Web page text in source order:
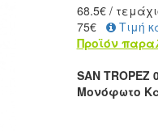
68.5€ /
75€
Τιμή
Προϊόν
SAN
Μονόφωτο